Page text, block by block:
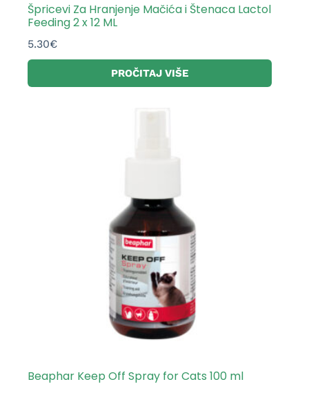
Špricevi Za Hranjenje Mačića i Štenaca Lactol
Feeding 2 x 12 ML
5.30€
PROČITAJ VIŠE
Beaphar Keep Off Spray for Cats 100 ml